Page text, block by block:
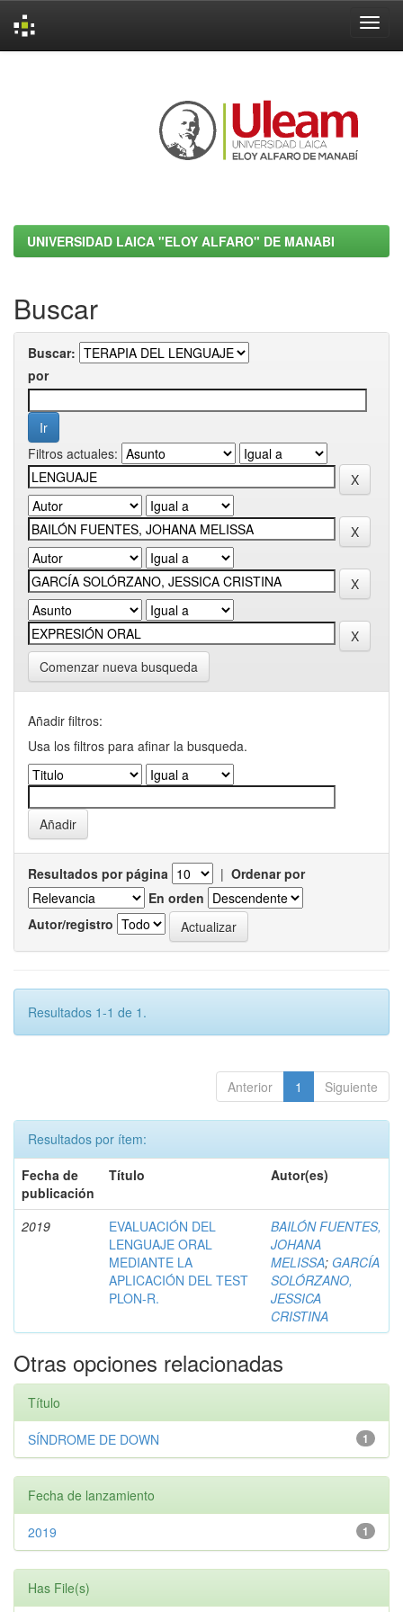
UNIVERSIDAD LAICA "ELOY ALFARO" DE MANABI
Buscar
Buscar:
por
Filtros actuales:
Comenzar nueva busqueda
Añadir filtros:
Usa los filtros para afinar la busqueda.
Resultados por página | Ordenar por
En orden
Autor/registro
Resultados 1-1 de 1.
Anterior 1 Siguiente
Resultados por ítem:
Fecha de
publicación
Título Autor(es)
2019
EVALUACIÓN DEL
LENGUAJE ORAL
MEDIANTE LA
APLICACIÓN DEL TEST
PLON-R.
BAILÓN FUENTES,
JOHANA
MELISSA; GARCÍA
SOLÓRZANO,
JESSICA
CRISTINA
Otras opciones relacionadas
Título
1
SÍNDROME DE DOWN
Fecha de lanzamiento
1
2019
Has File(s)